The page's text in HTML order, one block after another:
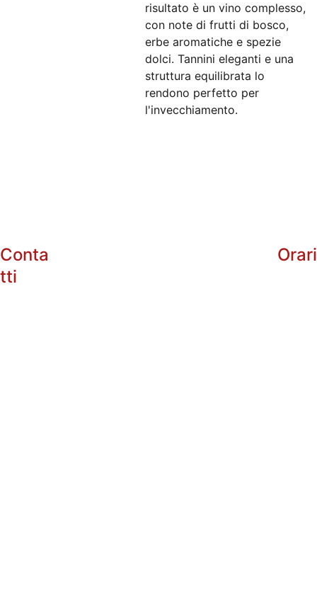
risultato è un vino complesso,
con note di frutti di bosco,
erbe aromatiche e spezie
dolci. Tannini eleganti e una
struttura equilibrata lo
rendono perfetto per
l'invecchiamento.
Conta
tti
Orari